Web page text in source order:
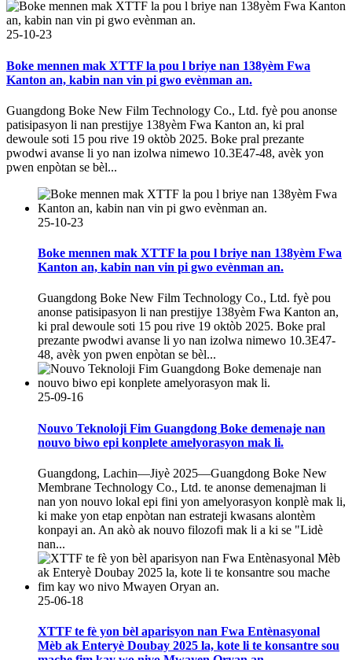
25-10-23
Boke mennen mak XTTF la pou l briye nan 138yèm Fwa
Kanton an, kabin nan vin pi gwo evènman an.
Guangdong Boke New Film Technology Co., Ltd. fyè pou anonse
patisipasyon li nan prestijye 138yèm Fwa Kanton an, ki pral
dewoule soti 15 pou rive 19 oktòb 2025. Boke pral prezante
pwodwi avanse li yo nan izolwa nimewo 10.3E47-48, avèk yon
pwen enpòtan se bèl...
25-10-23
Boke mennen mak XTTF la pou l briye nan 138yèm Fwa
Kanton an, kabin nan vin pi gwo evènman an.
Guangdong Boke New Film Technology Co., Ltd. fyè pou
anonse patisipasyon li nan prestijye 138yèm Fwa Kanton an,
ki pral dewoule soti 15 pou rive 19 oktòb 2025. Boke pral
prezante pwodwi avanse li yo nan izolwa nimewo 10.3E47-
48, avèk yon pwen enpòtan se bèl...
25-09-16
Nouvo Teknoloji Fim Guangdong Boke demenaje nan
nouvo biwo epi konplete amelyorasyon mak li.
Guangdong, Lachin—Jiyè 2025—Guangdong Boke New
Membrane Technology Co., Ltd. te anonse demenajman li
nan yon nouvo lokal epi fini yon amelyorasyon konplè mak li,
ki make yon etap enpòtan nan estrateji kwasans alontèm
konpayi an. An akò ak nouvo filozofi mak li a ki se "Lidè
nan...
25-06-18
XTTF te fè yon bèl aparisyon nan Fwa Entènasyonal
Mèb ak Enteryè Doubay 2025 la, kote li te konsantre sou